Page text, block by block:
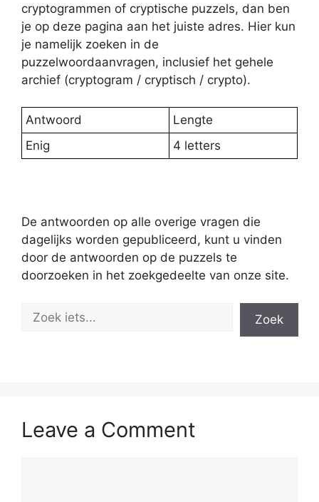
cryptogrammen of cryptische puzzels, dan ben
je op deze pagina aan het juiste adres. Hier kun
je namelijk zoeken in de
puzzelwoordaanvragen, inclusief het gehele
archief (cryptogram / cryptisch / crypto).
Antwoord
Lengte
Enig
4 letters
De antwoorden op alle overige vragen die
dagelijks worden gepubliceerd, kunt u vinden
door de antwoorden op de puzzels te
doorzoeken in het zoekgedeelte van onze site.
Zoek
Leave a Comment